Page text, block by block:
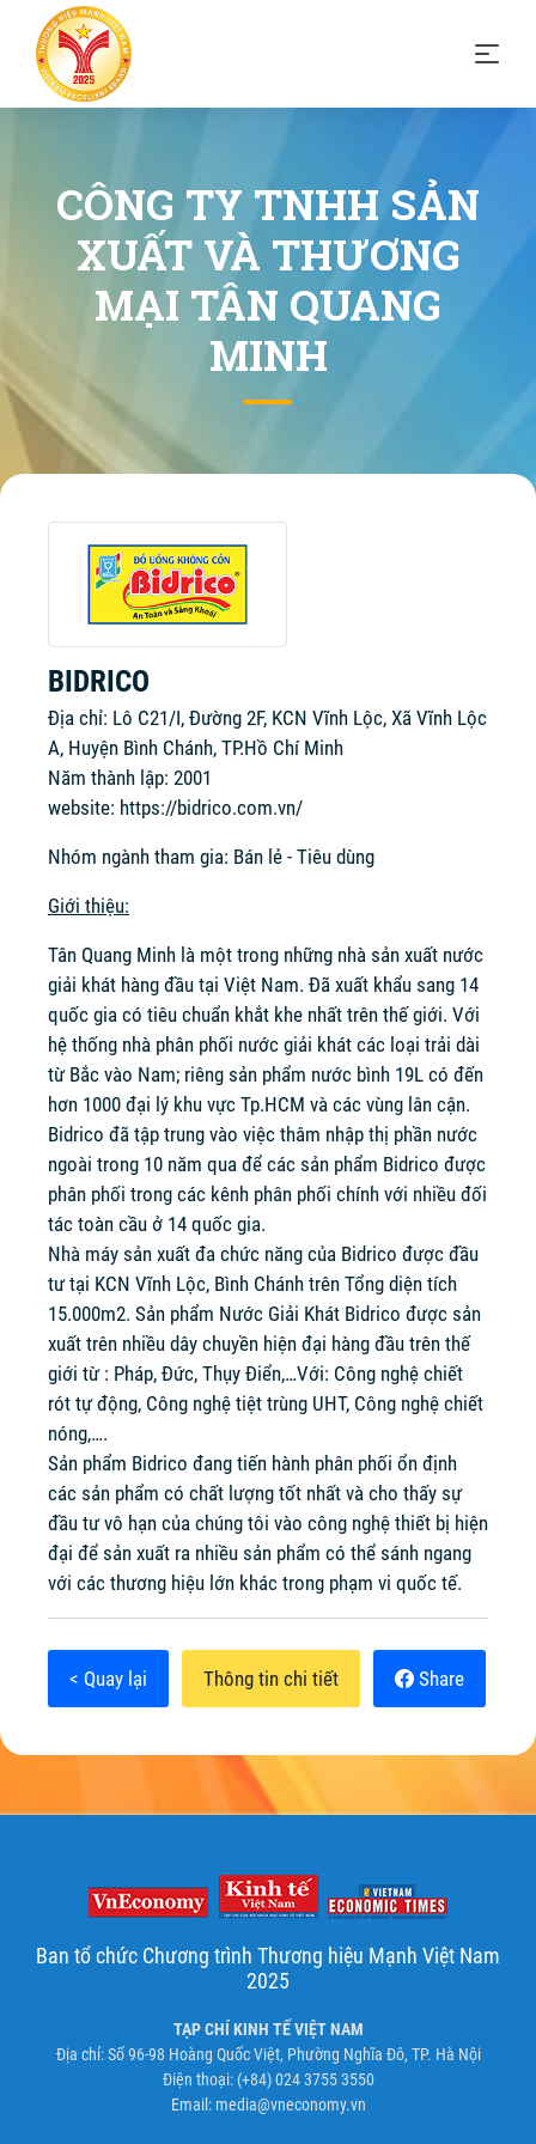
CÔNG TY TNHH SẢN
XUẤT VÀ THƯƠNG
MẠI TÂN QUANG
MINH
BIDRICO
Địa chỉ: Lô C21/I, Đường 2F, KCN Vĩnh Lộc, Xã Vĩnh Lộc
A, Huyện Bình Chánh, TP.Hồ Chí Minh
Năm thành lập: 2001
website: https://bidrico.com.vn/
Nhóm ngành tham gia: Bán lẻ - Tiêu dùng
Giới thiệu:
Tân Quang Minh là một trong những nhà sản xuất nước
giải khát hàng đầu tại Việt Nam. Đã xuất khẩu sang 14
quốc gia có tiêu chuẩn khắt khe nhất trên thế giới. Với
hệ thống nhà phân phối nước giải khát các loại trải dài
từ Bắc vào Nam; riêng sản phẩm nước bình 19L có đến
hơn 1000 đại lý khu vực Tp.HCM và các vùng lân cận.
Bidrico đã tập trung vào việc thâm nhập thị phần nước
ngoài trong 10 năm qua để các sản phẩm Bidrico được
phân phối trong các kênh phân phối chính với nhiều đối
tác toàn cầu ở 14 quốc gia.
Nhà máy sản xuất đa chức năng của Bidrico được đầu
tư tại KCN Vĩnh Lộc, Bình Chánh trên Tổng diện tích
15.000m2. Sản phẩm Nước Giải Khát Bidrico được sản
xuất trên nhiều dây chuyền hiện đại hàng đầu trên thế
giới từ : Pháp, Đức, Thụy Điển,…Với: Công nghệ chiết
rót tự động, Công nghệ tiệt trùng UHT, Công nghệ chiết
nóng,….
Sản phẩm Bidrico đang tiến hành phân phối ổn định
các sản phẩm có chất lượng tốt nhất và cho thấy sự
đầu tư vô hạn của chúng tôi vào công nghệ thiết bị hiện
đại để sản xuất ra nhiều sản phẩm có thể sánh ngang
với các thương hiệu lớn khác trong phạm vi quốc tế.
< Quay lại Thông tin chi tiết Share
Ban tổ chức Chương trình Thương hiệu Mạnh Việt Nam
2025
TẠP CHÍ KINH TẾ VIỆT NAM
Địa chỉ: Số 96-98 Hoàng Quốc Việt, Phường Nghĩa Đô, TP. Hà Nội
Điện thoại: (+84) 024 3755 3550
Email: media@vneconomy.vn